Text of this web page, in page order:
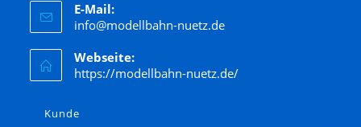
E-Mail:
info@modellbahn-nuetz.de
Webseite:
https://modellbahn-nuetz.de/
Kunde